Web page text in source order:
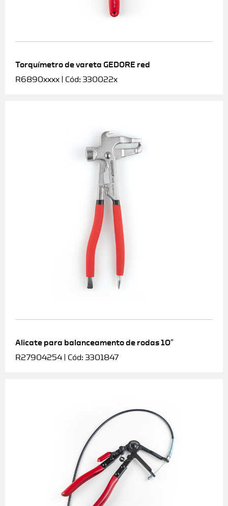
Torquímetro de vareta GEDORE red
R6890xxxx | Cód: 330022x
Alicate para balanceamento de rodas 10″
R27904254 | Cód: 3301847